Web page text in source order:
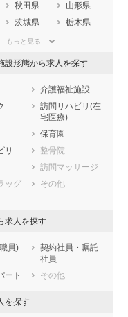
秋田県
山形県
茨城県
栃木県
埼玉県
福井県
岐阜県
愛知県
三重県
大阪府
奈良県
島根県
山口県
徳島県
愛媛県
大分県
もっと見る
設形態から求人を探す
介護福祉施設
訪問リハビリ(在
宅医療)
保育園
リ
整骨院
訪問マッサージ
ッグ
その他
求人を探す
員)
契約社員・嘱託
社員
ート
その他
を探す